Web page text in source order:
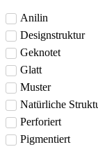
Anilin
Designstruktur
Geknotet
Glatt
Muster
Natürliche
Perforiert
Pigmentiert